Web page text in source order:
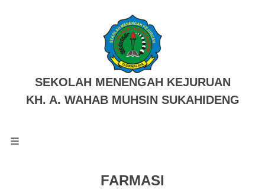
SEKOLAH MENENGAH KEJURUAN
KH. A. WAHAB MUHSIN SUKAHIDENG
FARMASI